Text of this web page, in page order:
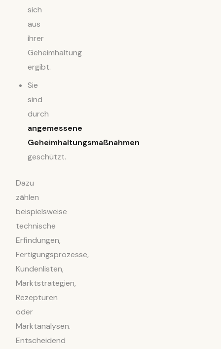
sich
aus
ihrer
Geheimhaltung
ergibt.
Sie
sind
durch
angemessene
Geheimhaltungsmaßnahmen
geschützt.
Dazu
zählen
beispielsweise
technische
Erfindungen,
Fertigungsprozesse,
Kundenlisten,
Marktstrategien,
Rezepturen
oder
Marktanalysen.
Entscheidend